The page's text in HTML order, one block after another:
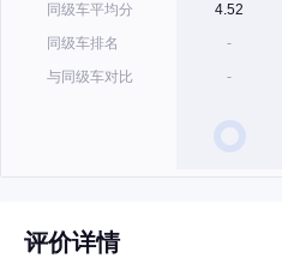
同级车平均分
同级车排名
与同级车对比
4.52
-
-
评价详情